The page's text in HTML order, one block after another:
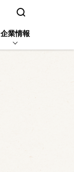
検索窓を開く
企業情報